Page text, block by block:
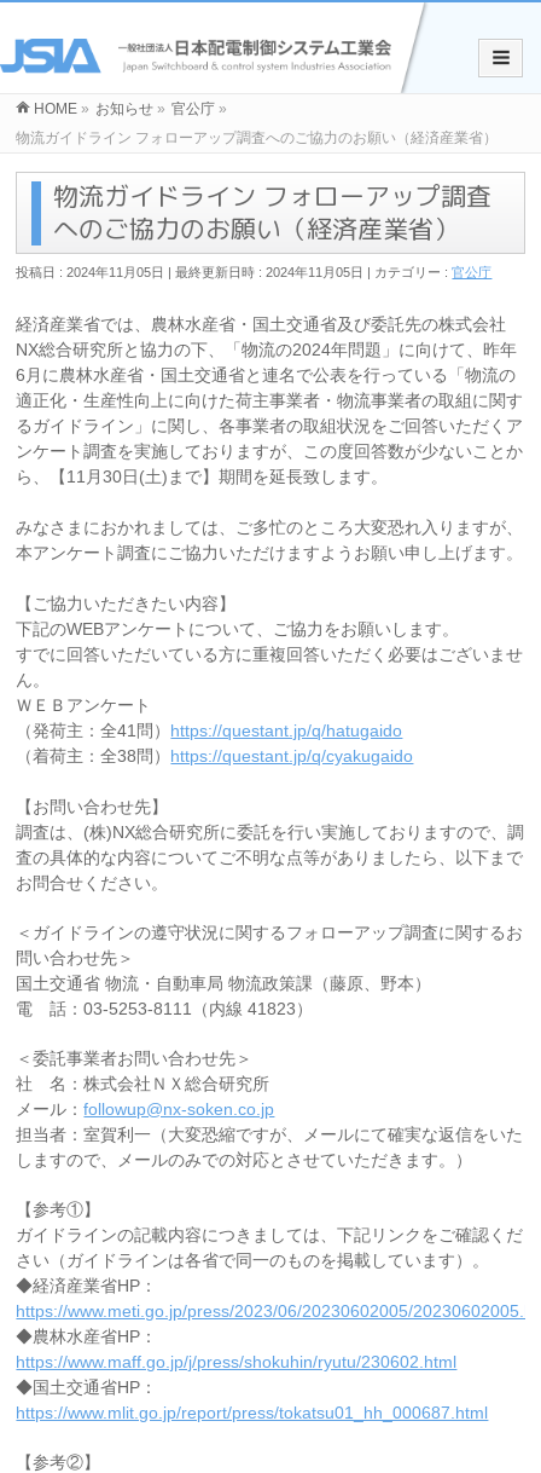
HOME » お知らせ » 官公庁 »
物流ガイドライン フォローアップ調査へのご協力のお願い（経済産業省）
物流ガイドライン フォローアップ調査
へのご協力のお願い（経済産業省）
投稿日 : 2024年11月05日 最終更新日時 : 2024年11月05日 カテゴリー :官公庁
経済産業省では、農林水産省・国土交通省及び委託先の株式会社
NX総合研究所と協力の下、「物流の2024年問題」に向けて、昨年
6月に農林水産省・国土交通省と連名で公表を行っている「物流の
適正化・生産性向上に向けた荷主事業者・物流事業者の取組に関す
るガイドライン」に関し、各事業者の取組状況をご回答いただくア
ンケート調査を実施しておりますが、この度回答数が少ないことか
ら、【11月30日(土)まで】期間を延長致します。
みなさまにおかれましては、ご多忙のところ大変恐れ入りますが、
本アンケート調査にご協力いただけますようお願い申し上げます。
【ご協力いただきたい内容】
下記のWEBアンケートについて、ご協力をお願いします。
すでに回答いただいている方に重複回答いただく必要はございませ
ん。
ＷＥＢアンケート
（発荷主：全41問） https://questant.jp/q/hatugaido
（着荷主：全38問） https://questant.jp/q/cyakugaido
【お問い合わせ先】
調査は、(株)NX総合研究所に委託を行い実施しておりますので、調
査の具体的な内容についてご不明な点等がありましたら、以下まで
お問合せください。
＜ガイドラインの遵守状況に関するフォローアップ調査に関するお
問い合わせ先＞
国土交通省 物流・自動車局 物流政策課（藤原、野本）
電 話：03-5253-8111（内線 41823）
＜委託事業者お問い合わせ先＞
社 名：株式会社ＮＸ総合研究所
メール：followup@nx-soken.co.jp
担当者：室賀利一（大変恐縮ですが、メールにて確実な返信をいた
しますので、メールのみでの対応とさせていただきます。）
【参考①】
ガイドラインの記載内容につきましては、下記リンクをご確認くだ
さい（ガイドラインは各省で同一のものを掲載しています）。
◆経済産業省HP：
https://www.meti.go.jp/press/2023/06/20230602005/
◆農林水産省HP：
https://www.maff.go.jp/j/press/shokuhin/ryutu/230602.html
◆国土交通省HP：
https://www.mlit.go.jp/report/press/tokatsu01_hh_000687.html
【参考②】